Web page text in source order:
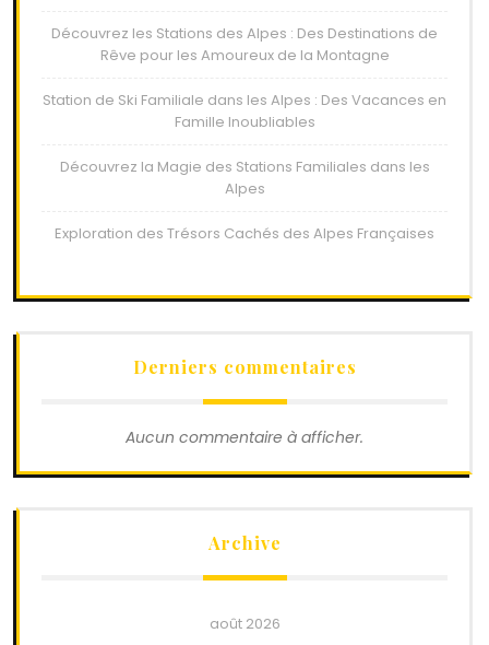
Découvrez les Stations des Alpes : Des Destinations de
Rêve pour les Amoureux de la Montagne
Station de Ski Familiale dans les Alpes : Des Vacances en
Famille Inoubliables
Découvrez la Magie des Stations Familiales dans les
Alpes
Exploration des Trésors Cachés des Alpes Françaises
Derniers commentaires
Aucun commentaire à afficher.
Archive
août 2026